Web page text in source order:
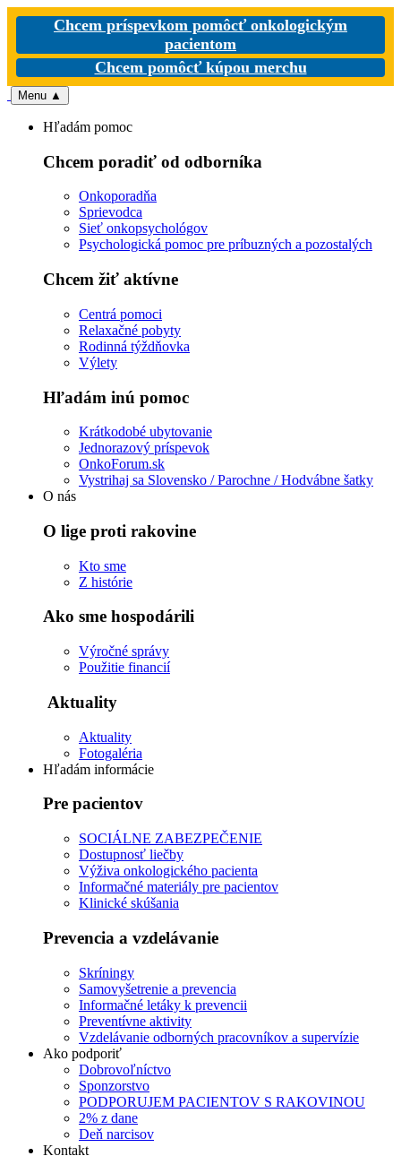
Chcem príspevkom pomôcť onkologickým
pacientom
Chcem pomôcť kúpou merchu
Menu ▲
Hľadám pomoc
Chcem poradiť od odborníka
Onkoporadňa
Sprievodca
Sieť onkopsychológov
Psychologická pomoc pre príbuzných a pozostalých
Chcem žiť aktívne
Centrá pomoci
Relaxačné pobyty
Rodinná týždňovka
Výlety
Hľadám inú pomoc
Krátkodobé ubytovanie
Jednorazový príspevok
OnkoForum.sk
Vystrihaj sa Slovensko / Parochne / Hodvábne šatky
O nás
O lige proti rakovine
Kto sme
Z histórie
Ako sme hospodárili
Výročné správy
Použitie financií
Aktuality
Aktuality
Fotogaléria
Hľadám informácie
Pre pacientov
SOCIÁLNE ZABEZPEČENIE
Dostupnosť liečby
Výživa onkologického pacienta
Informačné materiály pre pacientov
Klinické skúšania
Prevencia a vzdelávanie
Skríningy
Samovyšetrenie a prevencia
Informačné letáky k prevencii
Preventívne aktivity
Vzdelávanie odborných pracovníkov a supervízie
Ako podporiť
Dobrovoľníctvo
Sponzorstvo
PODPORUJEM PACIENTOV S RAKOVINOU
2% z dane
Deň narcisov
Kontakt